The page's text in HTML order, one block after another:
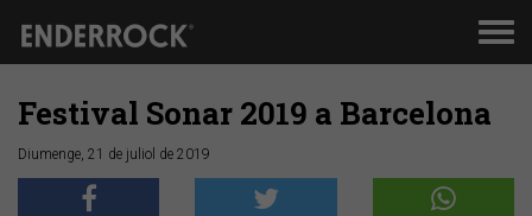
Festival Sonar 2019 a Barcelona
Diumenge, 21 de juliol de 2019
Anterior